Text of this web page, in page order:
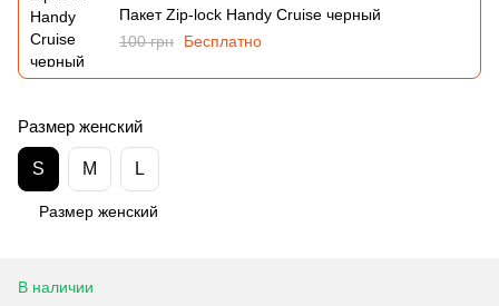
Пакет Zip-lock Handy Cruise черный
100 грн
Бесплатно
Размер женский
S M L
Размер женский
В наличии